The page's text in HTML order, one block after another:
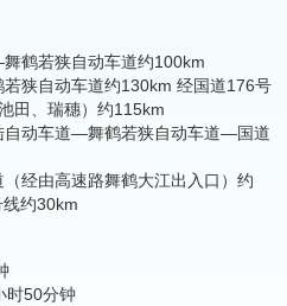
鹤若狭自动车道约100km
狭自动车道约130km 经国道176号
田、瑞穗）约115km
动车道—舞鹤若狭自动车道—国道
经由高速路舞鹤大江出入口）约
约30km
时50分钟